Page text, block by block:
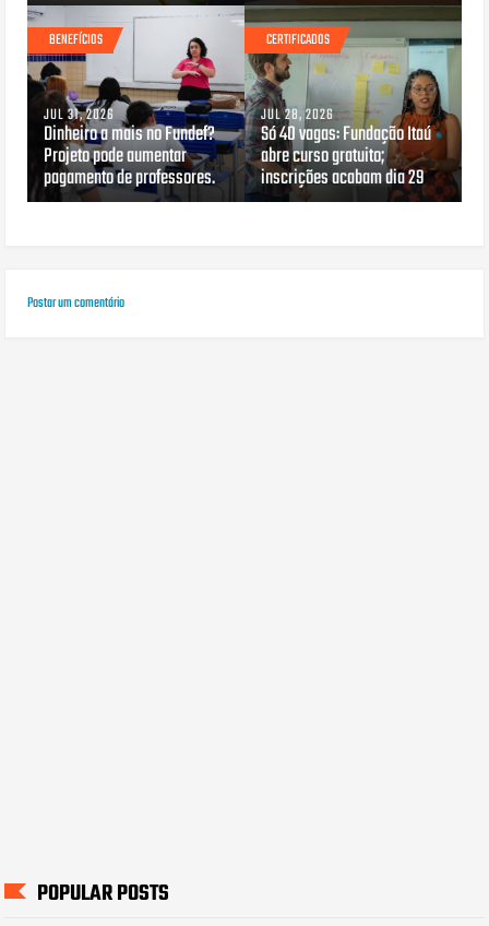
BENEFÍCIOS
JUL 31, 2026
Dinheiro a mais no Fundef?
Projeto pode aumentar
pagamento de professores.
CERTIFICADOS
JUL 28, 2026
Só 40 vagas: Fundação Itaú
abre curso gratuito;
inscrições acabam dia 29
Postar um comentário
POPULAR POSTS